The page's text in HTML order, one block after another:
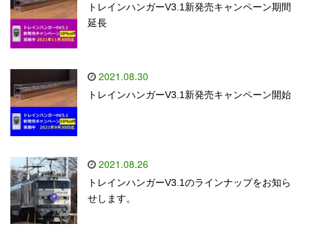
トレインハンガーV3.1新発売キャンペーン期間
延長
2021.08.30
トレインハンガーV3.1新発売キャンペーン開始
2021.08.26
トレインハンガーV3.1のラインナップをお知ら
せします。